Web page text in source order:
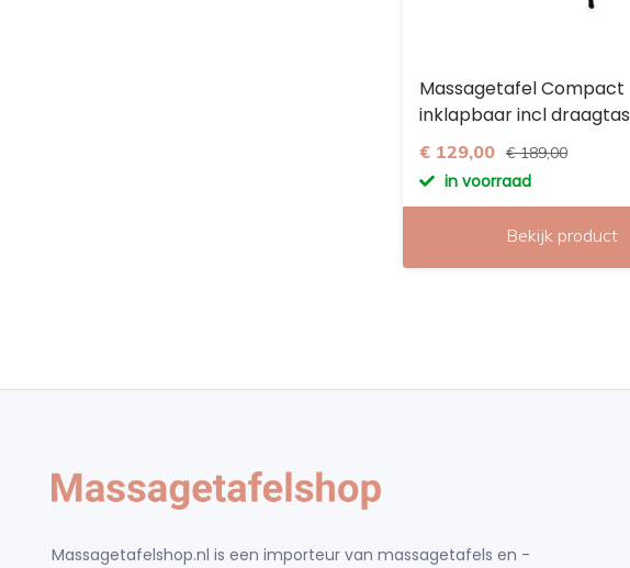
Massagetafel Compact
inklapbaar incl draagtas
€ 129,00 € 189,00
in voorraad
Bekijk product
Massagetafelshop.nl is een importeur van massagetafels en -